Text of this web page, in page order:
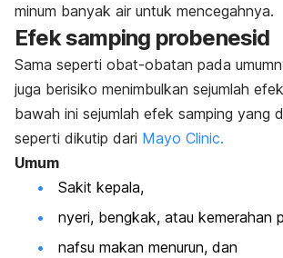
minum banyak air untuk mencegahnya.
Efek samping probenesid
Sama seperti obat-obatan pada
juga berisiko menimbulkan sejumlah
bawah ini sejumlah efek samping yang
seperti dikutip dari Mayo Clinic.
Umum
Sakit kepala,
nyeri, bengkak, atau kemerahan
nafsu makan menurun, dan